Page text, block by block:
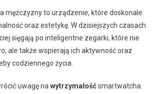
mężczyzny to urządzenie, które doskonale
oraz estetykę. W dzisiejszych czasach
sięgają po inteligentne zegarki, które nie
ale także wspierają ich aktywność oraz
codziennego życia.
uwagę na wytrzymałośćsmartwatcha.